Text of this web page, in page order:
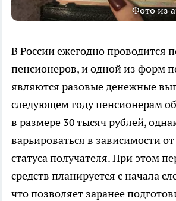
Фото из
В России ежегодно проводится
пенсионеров, и одной из форм
являются разовые денежные
следующем году пенсионерам
в размере 30 тысяч рублей,
варьироваться в зависимости
статуса получателя. При этом
средств планируется с начала
что позволяет заранее